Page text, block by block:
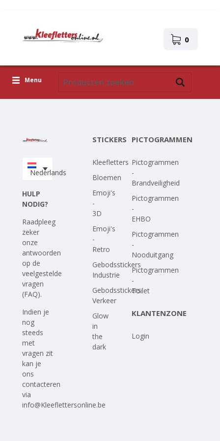
0
Menu
Upload je eigen ontwerp
Nederlands
HULP
NODIG?
Raadpleeg
zeker
onze
antwoorden
op de
veelgestelde
vragen
(FAQ).
Indien je
nog
steeds
met
vragen zit
kan je
ons
contacteren
via
info@Kleeflettersonline.be
STICKERS
Kleefletters
Bloemen
Emoji's
-
3D
Emoji's
-
Retro
Gebodsstickers
Industrie
Gebodsstickers
Verkeer
Glow
in
the
dark
PICTOGRAMMEN
Pictogrammen
-
Brandveiligheid
Pictogrammen
-
EHBO
Pictogrammen
-
Nooduitgang
Pictogrammen
-
Toilet
KLANTENZONE
Login